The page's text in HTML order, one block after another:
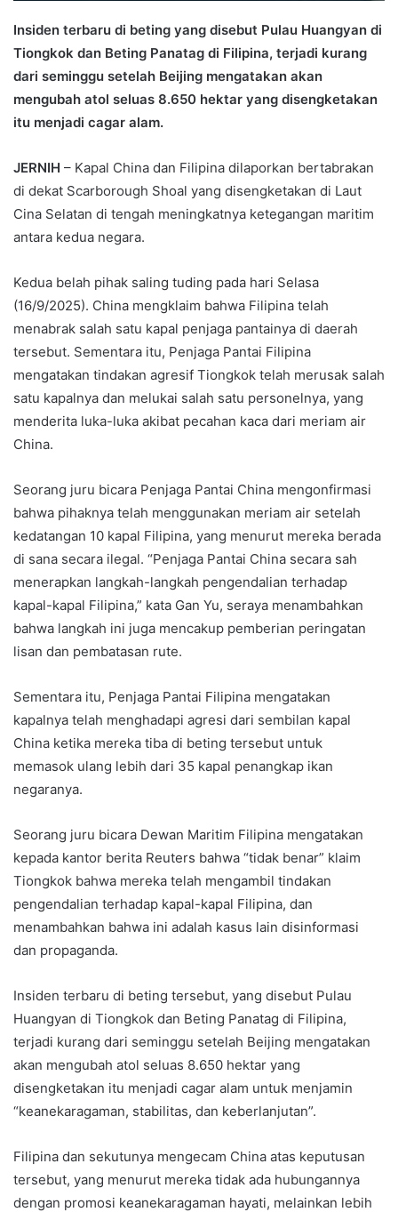
Insiden terbaru di beting yang disebut Pulau Huangyan di
Tiongkok dan Beting Panatag di Filipina, terjadi kurang
dari seminggu setelah Beijing mengatakan akan
mengubah atol seluas 8.650 hektar yang disengketakan
itu menjadi cagar alam.
JERNIH – Kapal China dan Filipina dilaporkan bertabrakan
di dekat Scarborough Shoal yang disengketakan di Laut
Cina Selatan di tengah meningkatnya ketegangan maritim
antara kedua negara.
Kedua belah pihak saling tuding pada hari Selasa
(16/9/2025). China mengklaim bahwa Filipina telah
menabrak salah satu kapal penjaga pantainya di daerah
tersebut. Sementara itu, Penjaga Pantai Filipina
mengatakan tindakan agresif Tiongkok telah merusak salah
satu kapalnya dan melukai salah satu personelnya, yang
menderita luka-luka akibat pecahan kaca dari meriam air
China.
Seorang juru bicara Penjaga Pantai China mengonfirmasi
bahwa pihaknya telah menggunakan meriam air setelah
kedatangan 10 kapal Filipina, yang menurut mereka berada
di sana secara ilegal. “Penjaga Pantai China secara sah
menerapkan langkah-langkah pengendalian terhadap
kapal-kapal Filipina,” kata Gan Yu, seraya menambahkan
bahwa langkah ini juga mencakup pemberian peringatan
lisan dan pembatasan rute.
Sementara itu, Penjaga Pantai Filipina mengatakan
kapalnya telah menghadapi agresi dari sembilan kapal
China ketika mereka tiba di beting tersebut untuk
memasok ulang lebih dari 35 kapal penangkap ikan
negaranya.
Seorang juru bicara Dewan Maritim Filipina mengatakan
kepada kantor berita Reuters bahwa “tidak benar” klaim
Tiongkok bahwa mereka telah mengambil tindakan
pengendalian terhadap kapal-kapal Filipina, dan
menambahkan bahwa ini adalah kasus lain disinformasi
dan propaganda.
Insiden terbaru di beting tersebut, yang disebut Pulau
Huangyan di Tiongkok dan Beting Panatag di Filipina,
terjadi kurang dari seminggu setelah Beijing mengatakan
akan mengubah atol seluas 8.650 hektar yang
disengketakan itu menjadi cagar alam untuk menjamin
“keanekaragaman, stabilitas, dan keberlanjutan”.
Filipina dan sekutunya mengecam China atas keputusan
tersebut, yang menurut mereka tidak ada hubungannya
dengan promosi keanekaragaman hayati, melainkan lebih